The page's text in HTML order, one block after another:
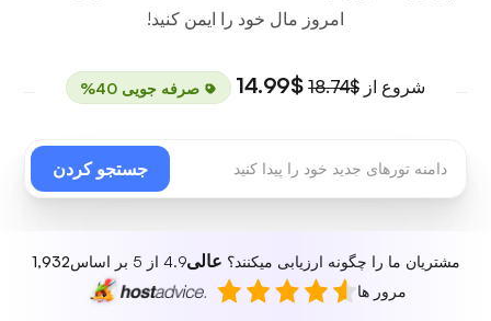
امروز مال خود را ایمن کنید!
شروع از $18.74
$14.99 صرفه جویی 40%
جستجو کردن
مشتریان ما را چگونه ارزیابی میکنند؟ عالی4.9 از 5 بر اساس
1,932
مرور ها